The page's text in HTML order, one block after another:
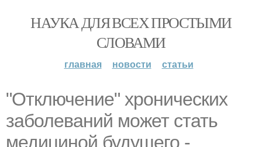
НАУКА ДЛЯ ВСЕХ ПРОСТЫМИ
СЛОВАМИ
главная новости статьи
"Отключение" хронических
заболеваний может стать
медициной будущего -